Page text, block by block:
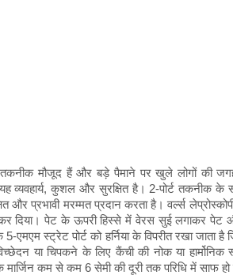
तकनीक मौजूद हैं और बड़े पैमाने पर खुले लोगों की
व्यवहार्य, कुशल और सुरक्षित है। 2-पोर्ट तकनीक के
और प्रभावी मरम्मत प्रदान करता है। वर्ल्स
कर दिया। पेट के ऊपरी हिस्से में वेरस सुई लगाकर पेट
स्ट्रेट पोर्ट को हर्निया के विपरीत रखा जाता
या चिपकने के लिए कैंची की नोक या
मार्जिन कम से कम 6 सेमी की दूरी तक परिधि में साफ